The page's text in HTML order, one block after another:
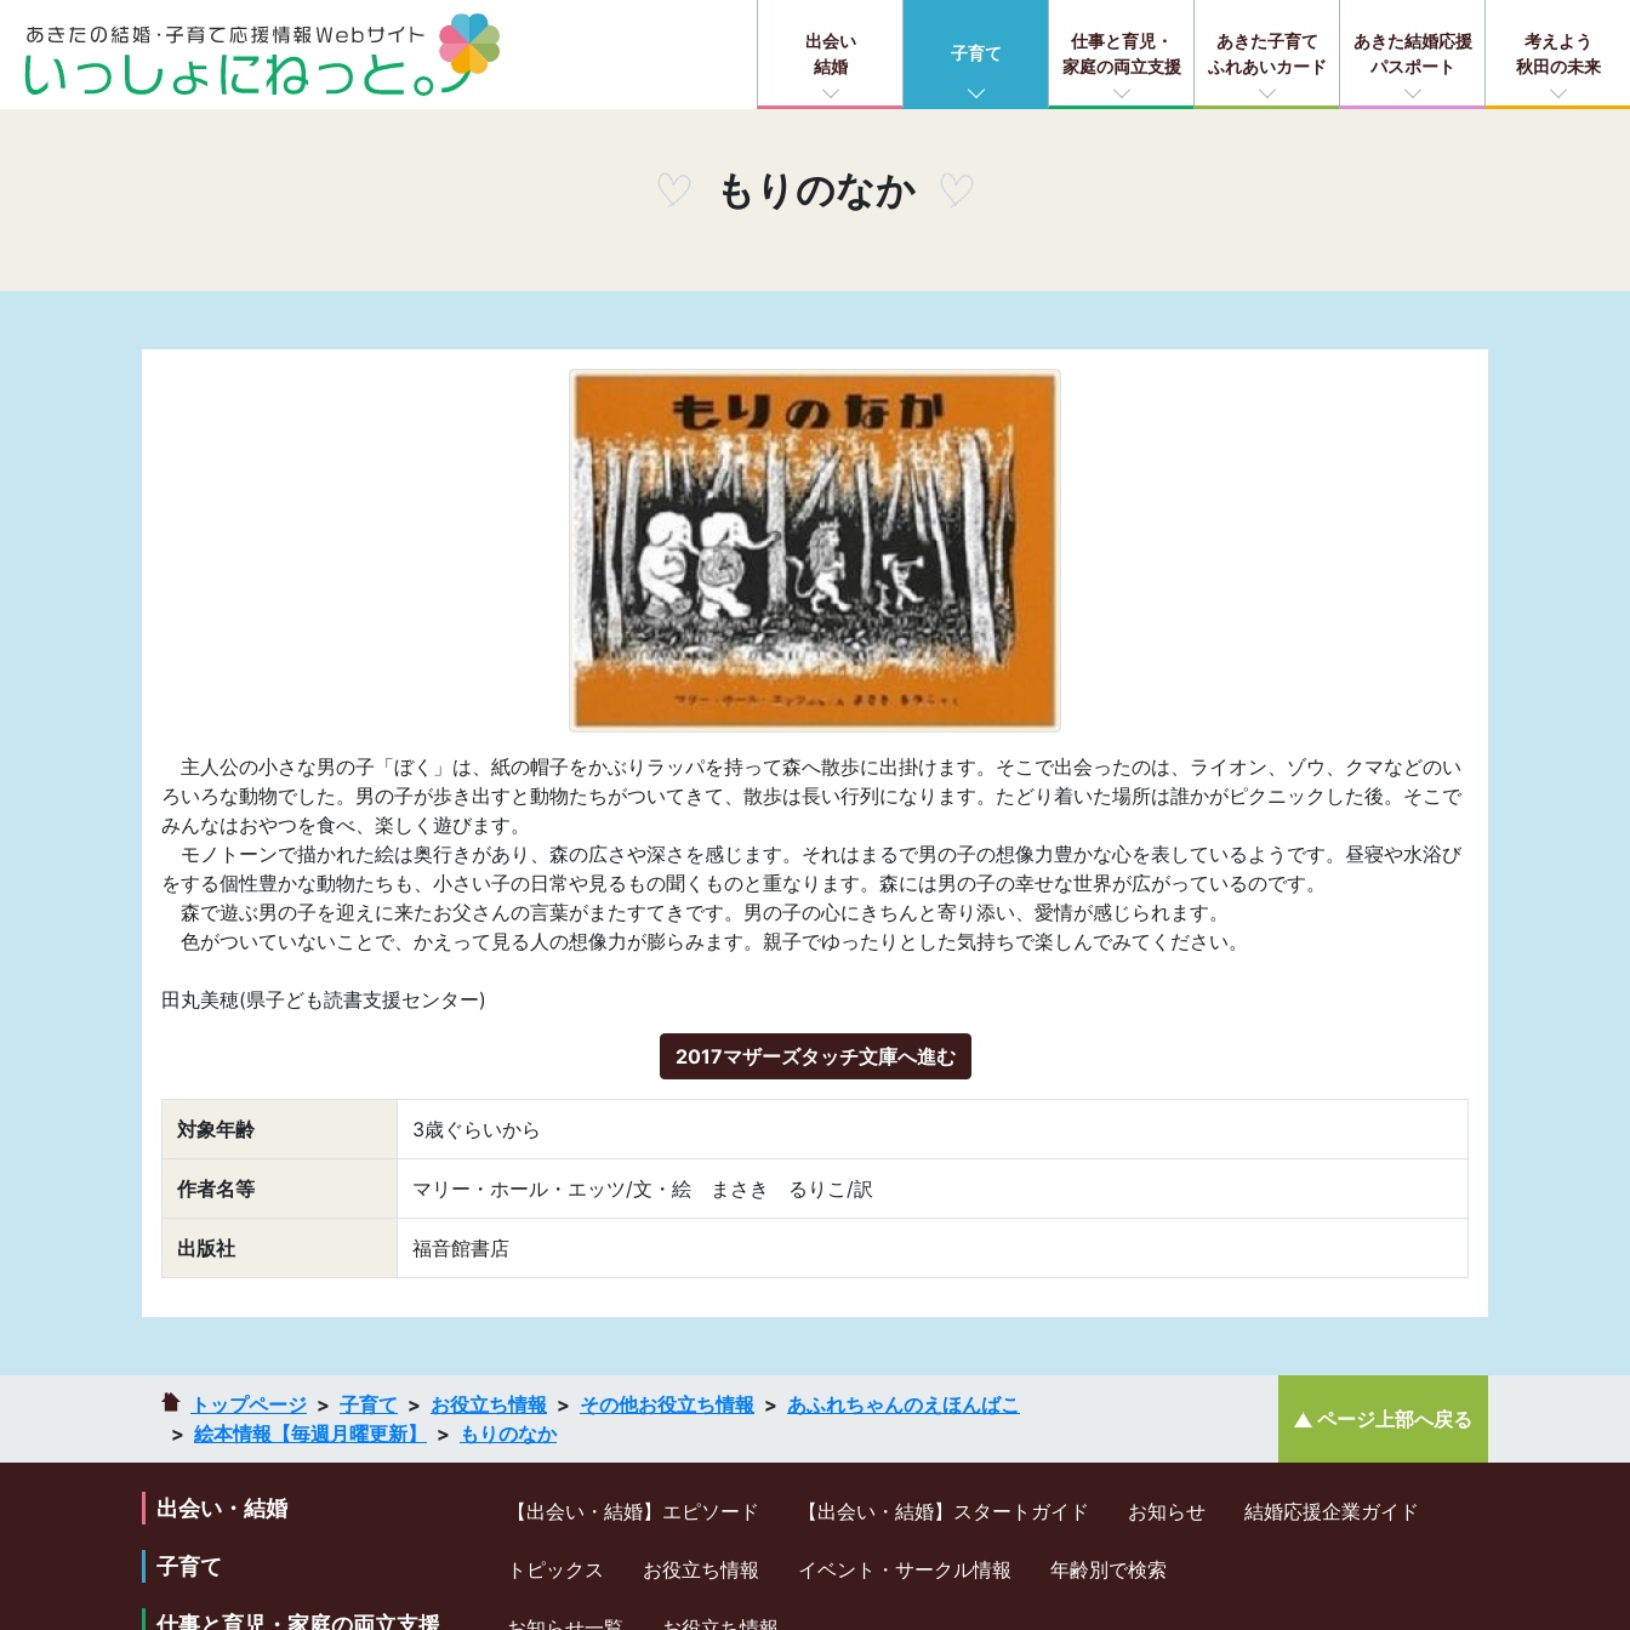
出会い
結婚
子育て
仕事と育児・
家庭の両立支援
あきた子育て
ふれあいカード
あきた結婚応援
パスポート
考えよう
秋田の未来
もりのなか
主人公の小さな男の子「ぼく」は、紙の帽子をかぶりラッパを持って森へ散歩に出掛けます。そこで出会ったのは、ライオン、ゾウ、クマなどのい
ろいろな動物でした。男の子が歩き出すと動物たちがついてきて、散歩は長い行列になります。たどり着いた場所は誰かがピクニックした後。そこで
みんなはおやつを食べ、楽しく遊びます。
モノトーンで描かれた絵は奥行きがあり、森の広さや深さを感じます。それはまるで男の子の想像力豊かな心を表しているようです。昼寝や水浴び
をする個性豊かな動物たちも、小さい子の日常や見るもの聞くものと重なります。森には男の子の幸せな世界が広がっているのです。
森で遊ぶ男の子を迎えに来たお父さんの言葉がまたすてきです。男の子の心にきちんと寄り添い、愛情が感じられます。
色がついていないことで、かえって見る人の想像力が膨らみます。親子でゆったりとした気持ちで楽しんでみてください。
田丸美穂(県子ども読書支援センター)
2017マザーズタッチ文庫へ進む
対象年齢 3歳ぐらいから
作者名等 マリー・ホール・エッツ/文・絵 まさき るりこ/訳
出版社 福音館書店
トップページ 子育て お役立ち情報 その他お役立ち情報
あふれちゃんのえほんばこ
絵本情報【毎週月曜更新】
もりのなか
ページ上部へ戻る
出会い・結婚 【出会い・結婚】エピソード 【出会い・結婚】スタートガイド お知らせ 結婚応援企業ガイド
子育て トピックス お役立ち情報 イベント・サークル情報 年齢別で検索
仕事と育児・家庭の両立支援